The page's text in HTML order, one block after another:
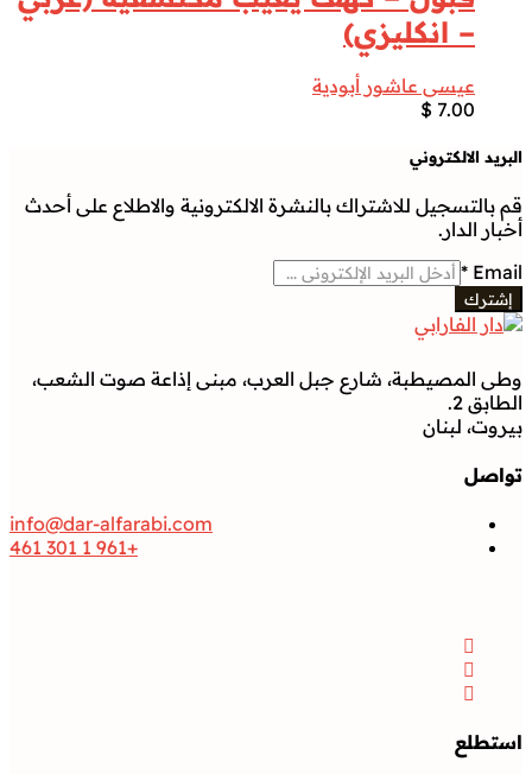
– انكليزي)
عيسى عاشور أبودية
$ 7.00
البريد الالكتروني
قم بالتسجيل للاشتراك بالنشرة الالكترونية والاطلاع على أحدث
أخبار الدار.
Email
*
إشترك
وطى المصيطبة، شارع جبل العرب، مبنى إذاعة صوت الشعب،
الطابق 2.
بيروت، لبنان
تواصل
info@dar-alfarabi.com
+961 1 301 461
استطلع